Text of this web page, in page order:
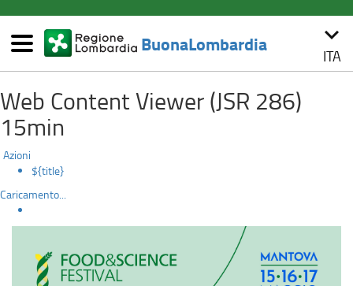
al
contenuto
principale
Food
&
Science
Festival
Menù
esterno,
si
apre
una
BuonaLombardia keyboard_arrow_down
ITA
Web Content Viewer (JSR 286)
15min
Azioni
${title}
Caricamento...